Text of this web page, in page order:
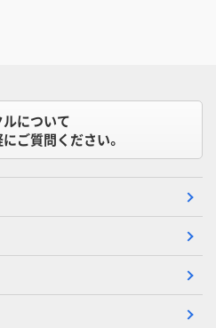
について
ご質問ください。